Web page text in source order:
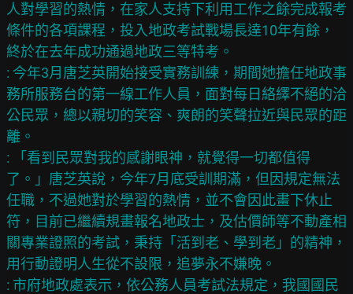
人對學習的熱情，在家人支持下利用工作之餘完成報考
條件的各項課程，投入地政考試戰場長達10年有餘，
終於在去年成功通過地政三等特考。
: 今年3月唐芝英開始接受實務訓練，期間她擔任地政事
務所服務台的第一線工作人員，面對每日絡繹不絕的洽
公民眾，總以親切的笑容、爽朗的笑聲拉近與民眾的距
離。
: 「看到民眾對我的感謝眼神，就覺得一切都值得
了。」唐芝英說，今年7月底受訓期滿，但因規定無法
任職，不過她對於學習的熱情，並不會因此畫下休止
符，目前已繼續規畫報名地政士，及估價師等不動產相
關專業證照的考試，秉持「活到老、學到老」的精神，
用行動證明人生從不設限，追夢永不嫌晚。
: 市府地政處表示，依公務人員考試法規定，我國國民